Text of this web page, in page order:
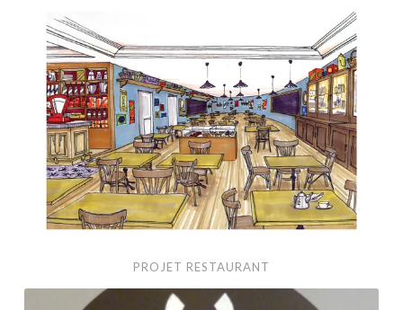
Restaurant
PROJET RESTAURANT